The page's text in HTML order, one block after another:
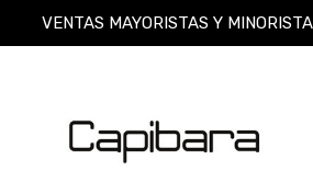
VENTAS MAYORISTAS Y